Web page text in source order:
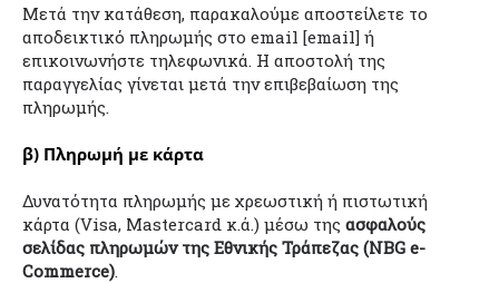
Μετά την κατάθεση, παρακαλούμε αποστείλετε το
αποδεικτικό πληρωμής στο email [email] ή
επικοινωνήστε τηλεφωνικά. Η αποστολή της
παραγγελίας γίνεται μετά την επιβεβαίωση της
πληρωμής.
β) Πληρωμή με κάρτα
Δυνατότητα πληρωμής με χρεωστική ή πιστωτική
κάρτα (Visa, Mastercard κ.ά.) μέσω της ασφαλούς
σελίδας πληρωμών της Εθνικής Τράπεζας (NBG e-
Commerce).